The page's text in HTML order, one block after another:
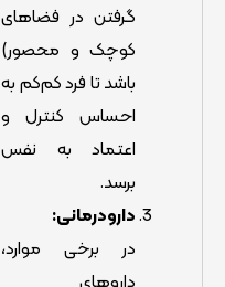
گرفتن در فضاهای
کوچک و محصور)
باشد تا فرد کم‌کم به
احساس کنترل و
اعتماد به نفس
برسد.
دارودرمانی:
در برخی موارد،